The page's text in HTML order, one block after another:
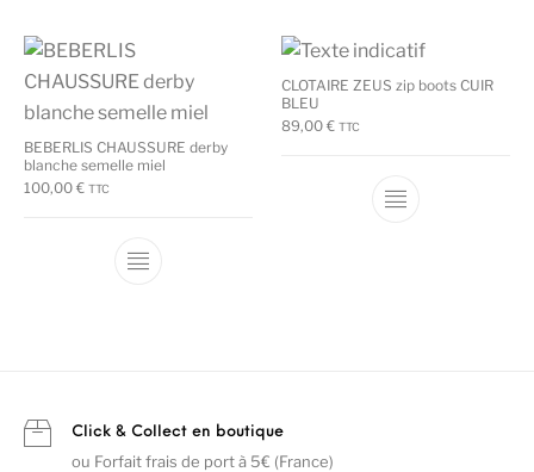
BEBERLIS CHAUSSURE derby
blanche semelle miel
100,00€ TTC
Ce produit a plusieurs variations. Les
CLOTAIRE ZEUS zip boots CUIR
BLEU
89,00 € TTC
Ce produit a
Click & Collect en boutique
ou Forfait frais de port à 5€ (France)